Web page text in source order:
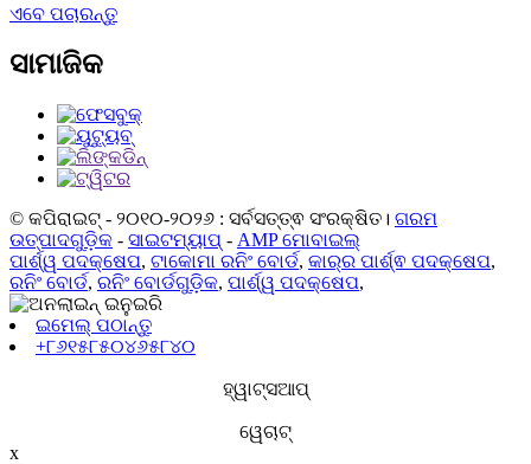
ଏବେ ପଚାରନ୍ତୁ
ସାମାଜିକ
© କପିରାଇଟ୍ - ୨୦୧୦-୨୦୨୬ : ସର୍ବସତ୍ତ୍ଵ ସଂରକ୍ଷିତ। ଗରମ
ଉତ୍ପାଦଗୁଡ଼ିକ - ସାଇଟମ୍ୟାପ୍ - AMP ମୋବାଇଲ୍
ପାର୍ଶ୍ୱ ପଦକ୍ଷେପ, ଟାକୋମା ରନିଂ ବୋର୍ଡ, କାର୍‌ର ପାର୍ଶ୍ଵ ପଦକ୍ଷେପ,
ରନିଂ ବୋର୍ଡ, ରନିଂ ବୋର୍ଡଗୁଡ଼ିକ, ପାର୍ଶ୍ୱ ପଦକ୍ଷେପ,
ଇମେଲ୍ ପଠାନ୍ତୁ
+୮୬୧୫୮୫୦୪୬୫୮୪୦
ହ୍ୱାଟ୍ସଆପ୍
ୱେଚାଟ୍
x